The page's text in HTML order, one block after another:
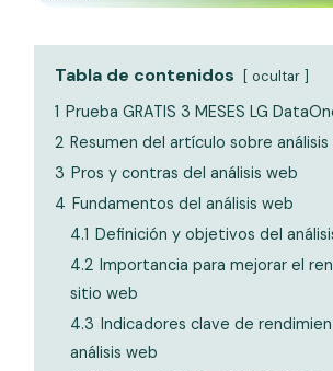
Tabla de contenidos ocultar
1 Prueba GRATIS 3 MESES LG
2 Resumen del artículo sobre análisis
3 Pros y contras del análisis web
4 Fundamentos del análisis web
4.1 Definición y objetivos del
4.2 Importancia para mejorar el
sitio web
4.3 Indicadores clave de
análisis web